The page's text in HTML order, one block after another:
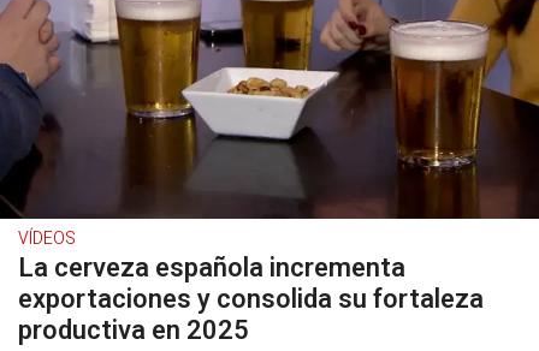
VÍDEOS
La cerveza española incrementa
exportaciones y consolida su fortaleza
productiva en 2025